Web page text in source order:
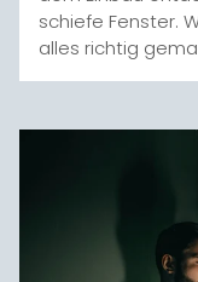
schiefe Fenster.
alles richtig